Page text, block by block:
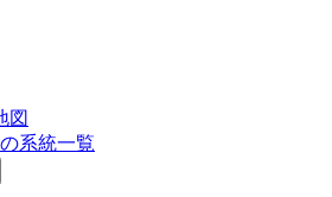
図
系統一覧